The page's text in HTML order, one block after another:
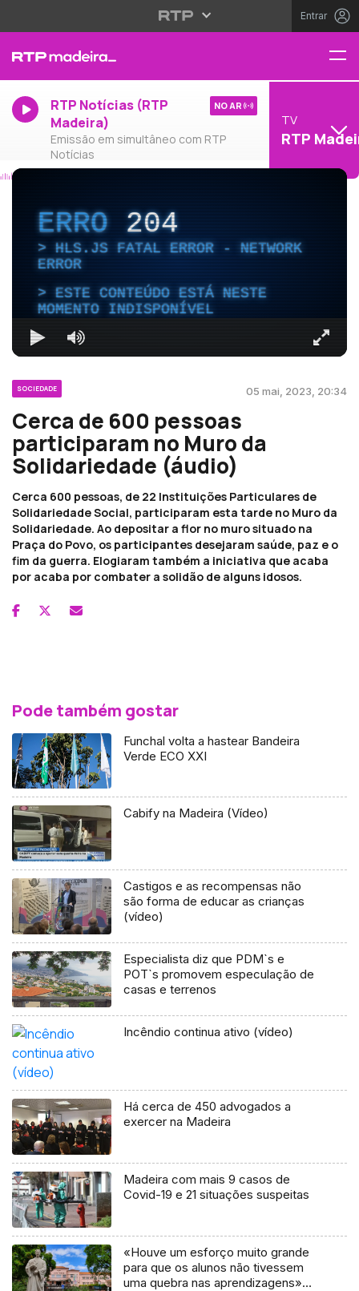
Entrar
RTP Notícias (RTP
Madeira)
Emissão em simultâneo com RTP
Notícias
NO AR
TV
RTP
ERRO204
HLS.JS FATAL ERROR - NETWORK
ERROR
ESTE CONTEÚDO ESTÁ NESTE
MOMENTO INDISPONÍVEL
SOCIEDADE 05 mai, 2023, 20:34
Cerca de 600 pessoas
participaram no Muro da
Solidariedade (áudio)
Cerca 600 pessoas, de 22 Instituições Particulares de
Solidariedade Social, participaram esta tarde no Muro da
Solidariedade. Ao depositar a flor no muro situado na
Praça do Povo, os participantes desejaram saúde, paz e o
fim da guerra. Elogiaram também a iniciativa que acaba
por acaba por combater a solidão de alguns idosos.
Pode também gostar
Funchal volta a hastear Bandeira
Verde ECO XXI
Cabify na Madeira (Vídeo)
Castigos e as recompensas não
são forma de educar as crianças
(vídeo)
Especialista diz que PDM`s e
POT`s promovem especulação de
casas e terrenos
Incêndio continua ativo (vídeo)
Há cerca de 450 advogados a
exercer na Madeira
Madeira com mais 9 casos de
Covid-19 e 21 situações suspeitas
«Houve um esforço muito grande
para que os alunos não tivessem
uma quebra nas aprendizagens»